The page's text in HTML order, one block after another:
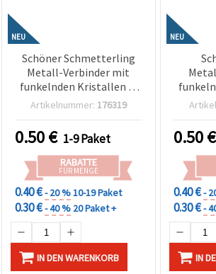
NEU
Schöner Schmetterling
Metall-Verbinder mit
funkelnden Kristallen in
Silberfarbe, 18x11x2 mm,
Artikelnummer: 176319
0.50€ 1-9 Paket
RABATTE
FÜR MENGE
0.40 €- 20 %10-19 Paket
0.30 €- 40 % 20 Paket +
IN DEN WARENKORB
NEU
0.50€
0.40 €-
0.30 €-
IN